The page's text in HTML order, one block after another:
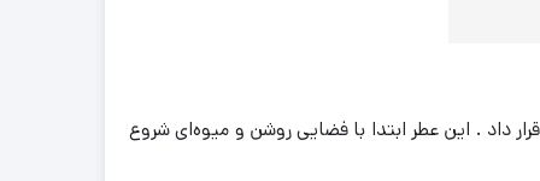
داد . این عطر ابتدا با فضایی روشن و میوه‌ای شروع